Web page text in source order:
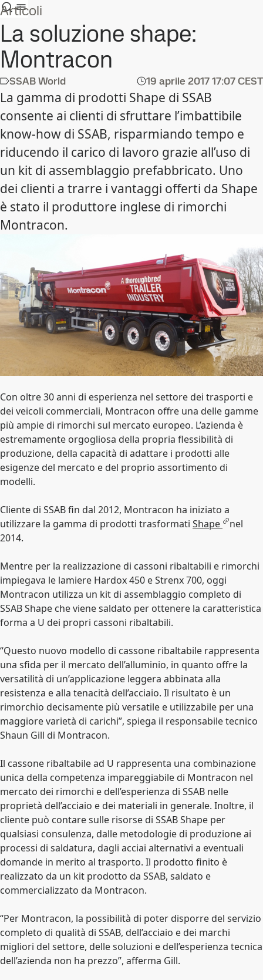
Articoli
La soluzione shape:
Montracon
SSAB World 19 aprile 201717:07 CEST
La gamma di prodotti Shape di SSAB
consente ai clienti di sfruttare l’imbattibile
know-how di SSAB, risparmiando tempo e
riducendo il carico di lavoro grazie all’uso di
un kit di assemblaggio prefabbricato. Uno
dei clienti a trarre i vantaggi offerti da Shape
è stato il produttore inglese di rimorchi
Montracon.
Con oltre 30 anni di esperienza nel settore dei trasporti e
dei veicoli commerciali, Montracon offre una delle gamme
più ampie di rimorchi sul mercato europeo. L’azienda è
estremamente orgogliosa della propria flessibilità di
produzione, della capacità di adattare i prodotti alle
esigenze del mercato e del proprio assortimento di
modelli.
Cliente di SSAB fin dal 2012, Montracon ha iniziato a
utilizzare la gamma di prodotti trasformati Shape
nel
2014.
Mentre per la realizzazione di cassoni ribaltabili e rimorchi
impiegava le lamiere Hardox 450 e Strenx 700, oggi
Montracon utilizza un kit di assemblaggio completo di
SSAB Shape che viene saldato per ottenere la caratteristica
forma a U dei propri cassoni ribaltabili.
“Questo nuovo modello di cassone ribaltabile rappresenta
una sfida per il mercato dell’alluminio, in quanto offre la
versatilità di un’applicazione leggera abbinata alla
resistenza e alla tenacità dell’acciaio. Il risultato è un
rimorchio decisamente più versatile e utilizzabile per una
maggiore varietà di carichi”, spiega il responsabile tecnico
Shaun Gill di Montracon.
Il cassone ribaltabile ad U rappresenta una combinazione
unica della competenza impareggiabile di Montracon nel
mercato dei rimorchi e dell’esperienza di SSAB nelle
proprietà dell’acciaio e dei materiali in generale. Inoltre, il
cliente può contare sulle risorse di SSAB Shape per
qualsiasi consulenza, dalle metodologie di produzione ai
processi di saldatura, dagli acciai alternativi a eventuali
domande in merito al trasporto. Il prodotto finito è
realizzato da un kit prodotto da SSAB, saldato e
commercializzato da Montracon.
“Per Montracon, la possibilità di poter disporre del servizio
completo di qualità di SSAB, dell’acciaio e dei marchi
migliori del settore, delle soluzioni e dell’esperienza tecnica
dell’azienda non ha prezzo”, afferma Gill.